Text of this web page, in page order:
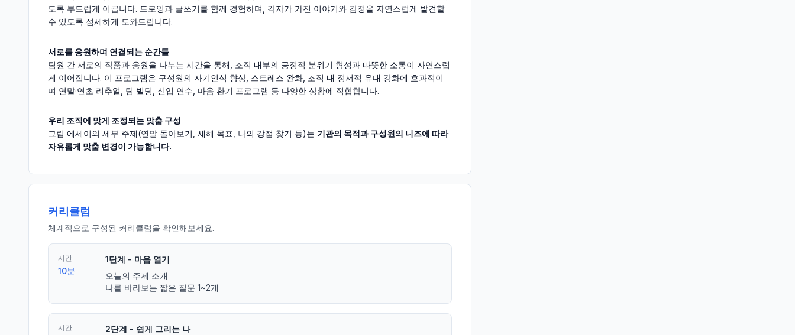
도록 부드럽게 이끕니다. 드로잉과 글쓰기를 함께 경험하며, 각자가 가진 이야기와 감정을 자연스럽게 발견할
수 있도록 섬세하게 도와드립니다.
서로를 응원하며 연결되는 순간들
팀원 간 서로의 작품과 응원을 나누는 시간을 통해, 조직 내부의 긍정적 분위기 형성과 따뜻한 소통이 자연스럽
게 이어집니다. 이 프로그램은 구성원의 자기인식 향상, 스트레스 완화, 조직 내 정서적 유대 강화에 효과적이
며 연말·연초 리추얼, 팀 빌딩, 신입 연수, 마음 환기 프로그램 등 다양한 상황에 적합합니다.
우리 조직에 맞게 조정되는 맞춤 구성
그림 에세이의 세부 주제(연말 돌아보기, 새해 목표, 나의 강점 찾기 등)는 기관의 목적과 구성원의 니즈에 따라
자유롭게 맞춤 변경이 가능합니다.
커리큘럼
체계적으로 구성된 커리큘럼을 확인해보세요.
시간
10분
1단계 - 마음 열기
오늘의 주제 소개
나를 바라보는 짧은 질문 1~2개
시간
2단계 - 쉽게 그리는 나